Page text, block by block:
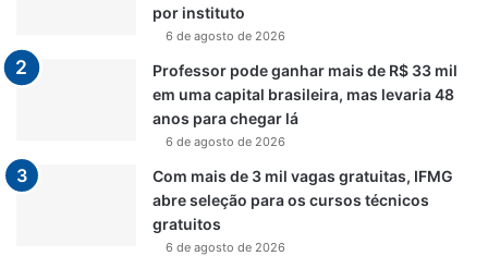
por instituto
6 de agosto de 2026
Professor pode ganhar mais de R$ 33 mil
em uma capital brasileira, mas levaria 48
anos para chegar lá
6 de agosto de 2026
Com mais de 3 mil vagas gratuitas, IFMG
abre seleção para os cursos técnicos
gratuitos
6 de agosto de 2026